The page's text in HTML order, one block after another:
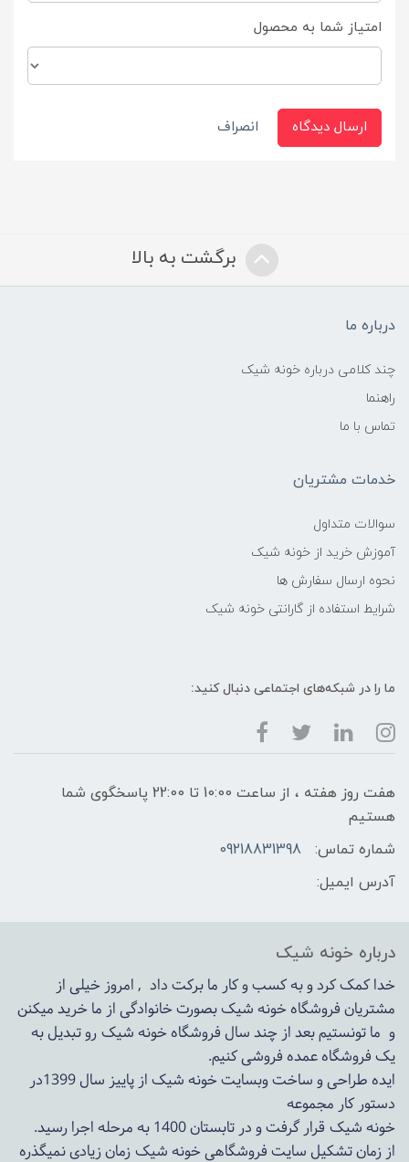
امتیاز شما به محصول
ارسال دیدگاه انصراف
برگشت به بالا
درباره ما
چند کلامی درباره خونه شیک
راهنما
تماس با ما
خدمات مشتریان
سوالات متداول
آموزش خرید از خونه شیک
نحوه ارسال سفارش ها
شرایط استفاده از گارانتی خونه شیک
ما را در شبکه‌های اجتماعی دنبال کنید:
هفت روز هفته ، از ساعت 10:00 تا 22:00 پاسخگوی شما
هستیم
شماره تماس:
09218831398
آدرس ایمیل:
درباره خونه شیک
خدا کمک کرد و به کسب و کار ما برکت داد , امروز خیلی از
مشتریان فروشگاه خونه شیک بصورت خانوادگی از ما خرید میکنن
و ما تونستیم بعد از چند سال فروشگاهخونه شیکرو تبدیل به
یک فروشگاه عمده فروشی کنیم.
ایده طراحی و ساخت وبسایت خونه شیک از پاییز سال 1399در
دستور کار مجموعه
خونه شیک قرار گرفت و در تابستان 1400 به مرحله اجرا رسید.
از زمان تشکیل سایت فروشگاهیخونه شیکزمان زیادی نمیگذره